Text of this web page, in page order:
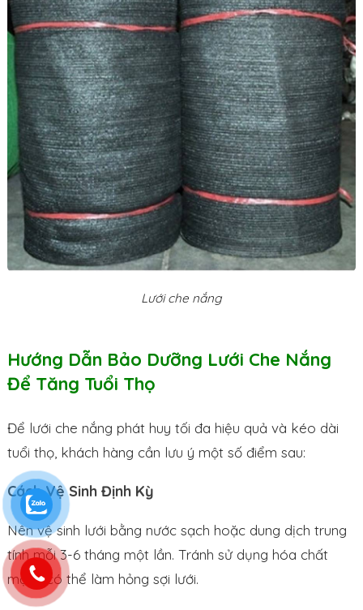
Lưới che nắng
Hướng Dẫn Bảo Dưỡng Lưới Che Nắng
Để Tăng Tuổi Thọ
Để lưới che nắng phát huy tối đa hiệu quả và kéo dài
tuổi thọ, khách hàng cần lưu ý một số điểm sau:
Cách Vệ Sinh Định Kỳ
Nên vệ sinh lưới bằng nước sạch hoặc dung dịch trung
tính mỗi 3-6 tháng một lần. Tránh sử dụng hóa chất
mạnh có thể làm hỏng sợi lưới.